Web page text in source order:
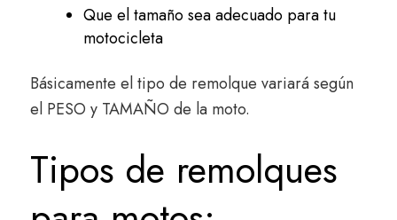
Que el tamaño sea adecuado para tu
motocicleta
Básicamente el tipo de remolque variará según
el PESO y TAMAÑO de la moto.
Tipos de remolques